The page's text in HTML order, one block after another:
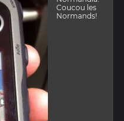
Coucou les
Normands!